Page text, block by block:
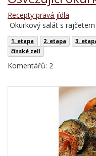
Recepty pravá jídla
Okurkový salát s
1. etapa 2. etapa 3.
čínské zelí
Komentářů: 2